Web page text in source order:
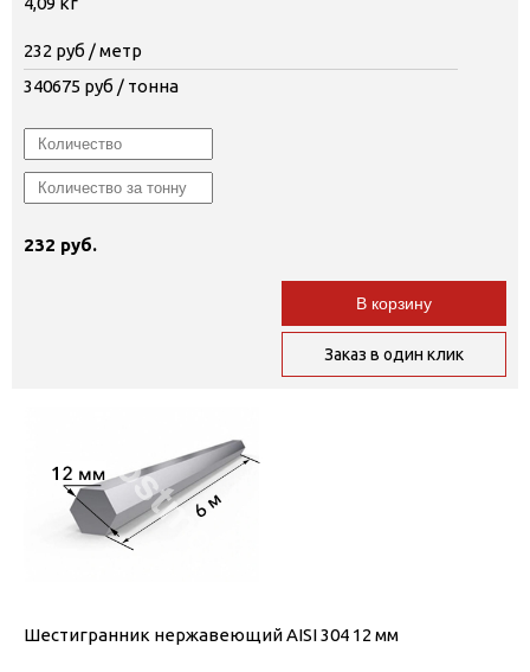
232 руб / метр
340675 руб / тонна
232 руб.
В корзину
Заказ в один клик
Шестигранник нержавеющий AISI 304 12 мм